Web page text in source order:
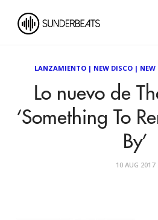
LANZAMIENTO | NEW DISCO | NEW
Lo nuevo de
‘Something To
By’
10 AUG 2017